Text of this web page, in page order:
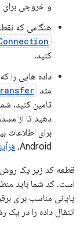
و خروجی برای
هنگامی که
کنید.
داده هایی را
متد
تامین کنید.
برای اطلاعات
Android،
قطعه کد زیر یک روش
است. کد شما باید
پایانی مناسب برای
انتقال داده را در